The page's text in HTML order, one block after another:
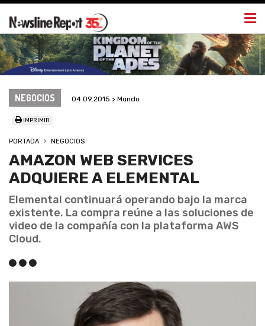
NEGOCIOS 04.09.2015 > Mundo
IMPRIMIR
PORTADA NEGOCIOS
AMAZON WEB SERVICES
ADQUIERE A ELEMENTAL
Elemental continuará operando bajo la marca
existente. La compra reúne a las soluciones de
video de la compañía con la plataforma AWS
Cloud.